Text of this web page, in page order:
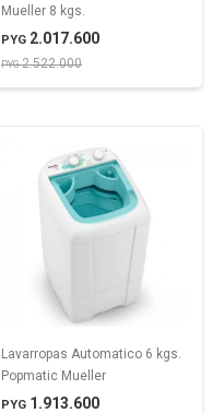
Mueller 8 kgs.
PYG 2.017.600
PYG2.522.000
Lavarropas Automatico 6 kgs.
Popmatic Mueller
PYG 1.913.600